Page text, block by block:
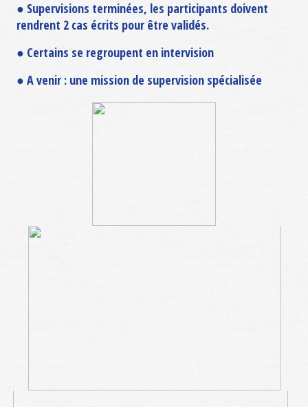
● Supervisions terminées, les participants doivent
rendrent 2 cas écrits pour être validés.
● Certains se regroupent en intervision
● A venir : une mission de supervision spécialisée